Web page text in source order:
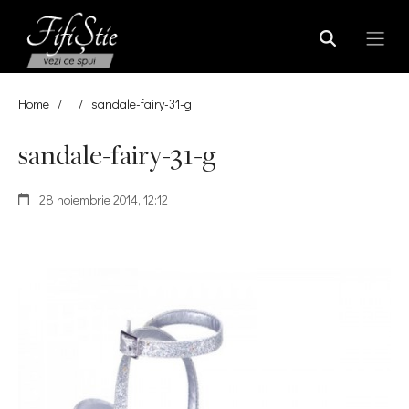
Home / / sandale-fairy-31-g
sandale-fairy-31-g
28 noiembrie 2014, 12:12